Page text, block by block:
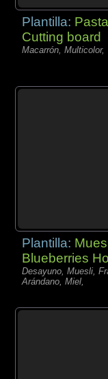
Plantilla:
Cutting board
Macarrón, Multicolor,
Plantilla:
Blueberries
Desayuno, Muesli,
Arándano, Miel,